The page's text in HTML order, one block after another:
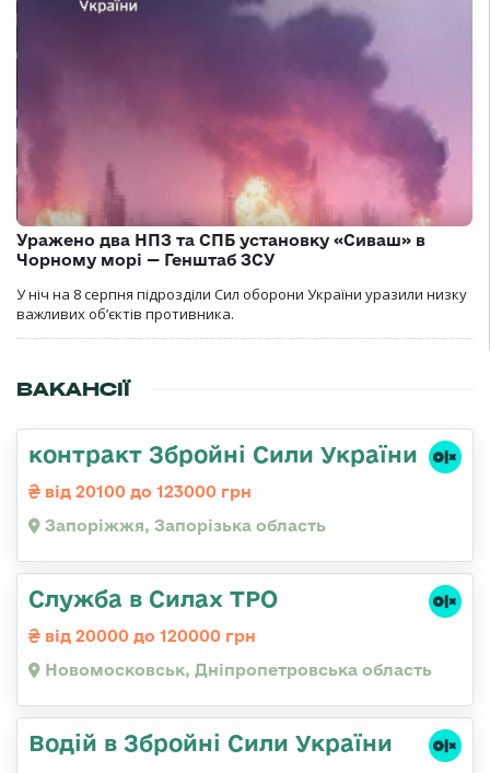
Уражено два НПЗ та СПБ установку «Сиваш» в
Чорному морі — Генштаб ЗСУ
У ніч на 8 серпня підрозділи Сил оборони України уразили низку
важливих об’єктів противника.
ВАКАНСІЇ
контракт Збройні Сили України
від 20100 до 123000 грн
Запоріжжя, Запорізька область
Служба в Силах ТРО
від 20000 до 120000 грн
Новомосковськ, Дніпропетровська область
Водій в Збройні Сили України